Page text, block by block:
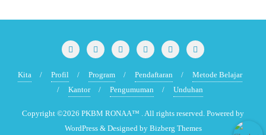
Kita Profil Program Pendaftaran
Metode Belajar
Kantor
Pengumuman Unduhan
Copyright ©2026 PKBM RONAA™ . All rights reserved. Powered by
WordPress & Designed by Bizberg Themes